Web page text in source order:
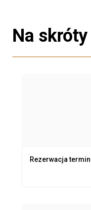
Na skróty
Rezerwacja